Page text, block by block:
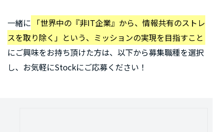
一緒に 「世界中の『非IT企業』から、情報共有のストレ
スを取り除く」という、ミッションの実現を目指すこと
にご興味をお持ち頂けた方は、以下から募集職種を選択
し、お気軽にStockにご応募ください！